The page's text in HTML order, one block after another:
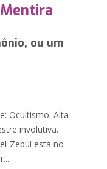
ou um
Ocultismo. Alta
involutiva.
Zebul está no